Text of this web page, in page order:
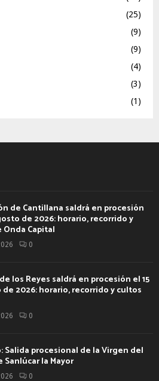
(25)
(9)
(9)
(4)
(3)
(1)
de Cantillana saldrá en procesión
de 2026: horario, recorrido y
Capital
0
los Reyes saldrá en procesión el 15
2026: horario, recorrido y cultos
0
Salida procesional de la Virgen del
Sanlúcar la Mayor
0